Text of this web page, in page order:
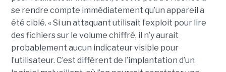
se rendre compte immédiatement qu’un appareil a
été ciblé. « Si un attaquant utilisait l’exploit pour lire
des fichiers sur le volume chiffré, il n’y aurait
probablement aucun indicateur visible pour
l’utilisateur. C’est différent de l’implantation d’un